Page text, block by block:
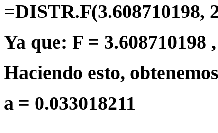
=DISTR.F(3.608710198,
Ya que: F = 3.608710198
Haciendo esto,
a = 0.033018211